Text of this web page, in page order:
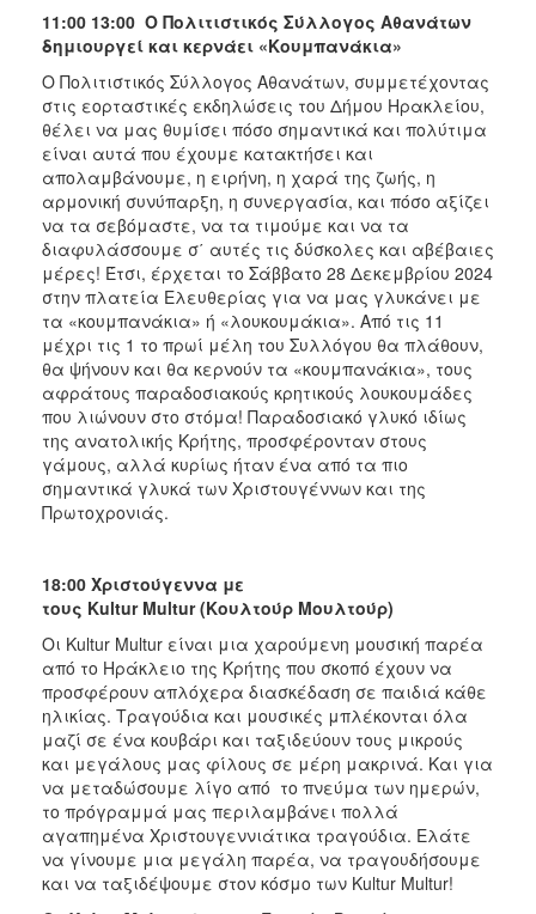
11:00 13:00 O Πολιτιστικός Σύλλογος Αθανάτων
δημιουργεί και κερνάει «Κουμπανάκια»
O Πολιτιστικός Σύλλογος Αθανάτων, συμμετέχοντας
στις εορταστικές εκδηλώσεις του Δήμου Ηρακλείου,
θέλει να μας θυμίσει πόσο σημαντικά και πολύτιμα
είναι αυτά που έχουμε κατακτήσει και
απολαμβάνουμε, η ειρήνη, η χαρά της ζωής, η
αρμονική συνύπαρξη, η συνεργασία, και πόσο αξίζει
να τα σεβόμαστε, να τα τιμούμε και να τα
διαφυλάσσουμε σ΄ αυτές τις δύσκολες και αβέβαιες
μέρες! Έτσι, έρχεται το Σάββατο 28 Δεκεμβρίου 2024
στην πλατεία Ελευθερίας για να μας γλυκάνει με
τα «κουμπανάκια» ή «λουκουμάκια». Από τις 11
μέχρι τις 1 το πρωί μέλη του Συλλόγου θα πλάθουν,
θα ψήνουν και θα κερνούν τα «κουμπανάκια», τους
αφράτους παραδοσιακούς κρητικούς λουκουμάδες
που λιώνουν στο στόμα! Παραδοσιακό γλυκό ιδίως
της ανατολικής Κρήτης, προσφέρονταν στους
γάμους, αλλά κυρίως ήταν ένα από τα πιο
σημαντικά γλυκά των Χριστουγέννων και της
Πρωτοχρονιάς.
18:00 Χριστούγεννα με
τους Kultur Multur (Κουλτούρ Μουλτούρ)
Οι Kultur Multur είναι μια χαρούμενη μουσική παρέα
από το Ηράκλειο της Κρήτης που σκοπό έχουν να
προσφέρουν απλόχερα διασκέδαση σε παιδιά κάθε
ηλικίας. Τραγούδια και μουσικές μπλέκονται όλα
μαζί σε ένα κουβάρι και ταξιδεύουν τους μικρούς
και μεγάλους μας φίλους σε μέρη μακρινά. Και για
να μεταδώσουμε λίγο από το πνεύμα των ημερών,
το πρόγραμμά μας περιλαμβάνει πολλά
αγαπημένα Χριστουγεννιάτικα τραγούδια. Ελάτε
να γίνουμε μια μεγάλη παρέα, να τραγουδήσουμε
και να ταξιδέψουμε στον κόσμο των Kultur Multur!